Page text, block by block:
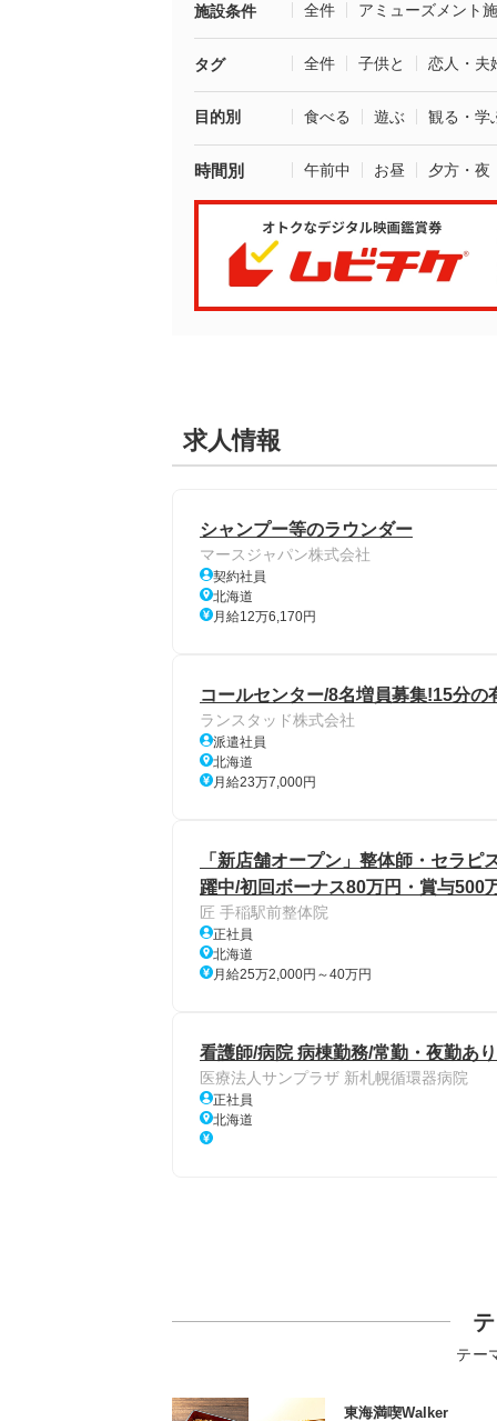
施設条件 全件 アミューズメント
タグ 全件 子供と 恋人・夫
目的別 食べる 遊ぶ 観る・学
時間別 午前中 お昼 夕方・夜
求人情報
シャンプー等のラウンダー
マースジャパン株式会社
契約社員
北海道
月給12万6,170円
コールセンター/8名増員募集!15分
ランスタッド株式会社
派遣社員
北海道
月給23万7,000円
「新店舗オープン」整体師・セラ
躍中/初回ボーナス80万円・賞与500
匠 手稲駅前整体院
正社員
北海道
月給25万2,000円～40万円
看護師/病院 病棟勤務/常勤・夜勤あ
医療法人サンプラザ 新札幌循環器病院
正社員
北海道
テー
東海満喫Walker